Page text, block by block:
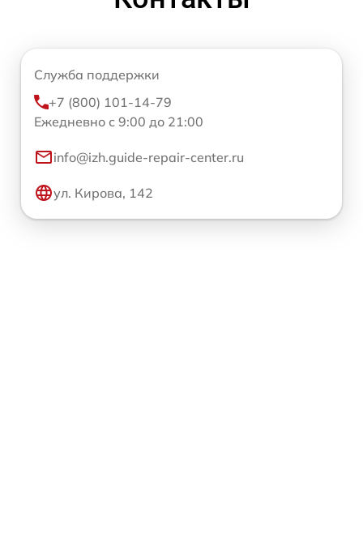
Служба поддержки
+7 (800) 101-14-79
Ежедневно с 9:00 до 21:00
info@izh.guide-repair-center.ru
ул. Кирова, 142